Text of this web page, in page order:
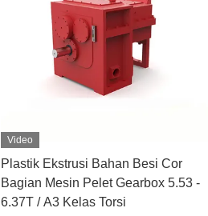
Video
Plastik Ekstrusi Bahan Besi Cor
Bagian Mesin Pelet Gearbox 5.53 -
6.37T / A3 Kelas Torsi